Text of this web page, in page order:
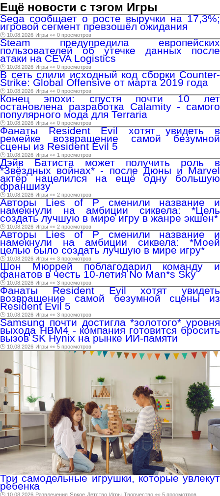
Ещё новости с тэгом Игры
Sega сообщает о росте выручки на 17,3%;
игровой сегмент превзошёл ожидания
🕑 10.08.2026 Игры 👀 0 просмотров
Steam предупредила европейских
пользователей об утечке данных после
атаки на CEVA Logistics
🕑 10.08.2026 Игры 👀 0 просмотров
В сеть слили исходный код сборки Counter-
Strike: Global Offensive от марта 2019 года
🕑 10.08.2026 Игры 👀 0 просмотров
Конец эпохи: спустя почти 10 лет
остановлена разработка Calamity - самого
популярного мода для Terraria
🕑 10.08.2026 Игры 👀 0 просмотров
Фанаты Resident Evil хотят увидеть в
ремейке возвращение самой безумной
сцены из Resident Evil 5
🕑 10.08.2026 Игры 👀 1 просмотров
Дэйв Батиста может получить роль в
*Звёздных войнах* - после Дюны и Marvel
актёр нацелился на ещё одну большую
франшизу
🕑 10.08.2026 Игры 👀 2 просмотров
Авторы Lies of P сменили название и
намекнули на амбиции сиквела: *Цель
создать лучшую в мире игру в жанре экшен*
🕑 10.08.2026 Игры 👀 2 просмотров
Авторы Lies of P сменили название и
намекнули на амбиции сиквела: *Моей
целью было создать лучшую в мире игру*
🕑 10.08.2026 Игры 👀 3 просмотров
Шон Мюррей поблагодарил команду и
фанатов в честь 10-летия No Man*s Sky
🕑 10.08.2026 Игры 👀 3 просмотров
Фанаты Resident Evil хотят увидеть
возвращение самой безумной сцены из
Resident Evil 5
🕑 10.08.2026 Игры 👀 3 просмотров
Samsung почти достигла *золотого* уровня
выхода HBM4 - компания готовится бросить
вызов SK Hynix на рынке ИИ-памяти
🕑 10.08.2026 Игры 👀 5 просмотров
Три самодельные игрушки, которые увлекут
ребенка
🕑 10.08.2026 Развлечения Яркое Детство Игры Творчество 👀 5 просмотров